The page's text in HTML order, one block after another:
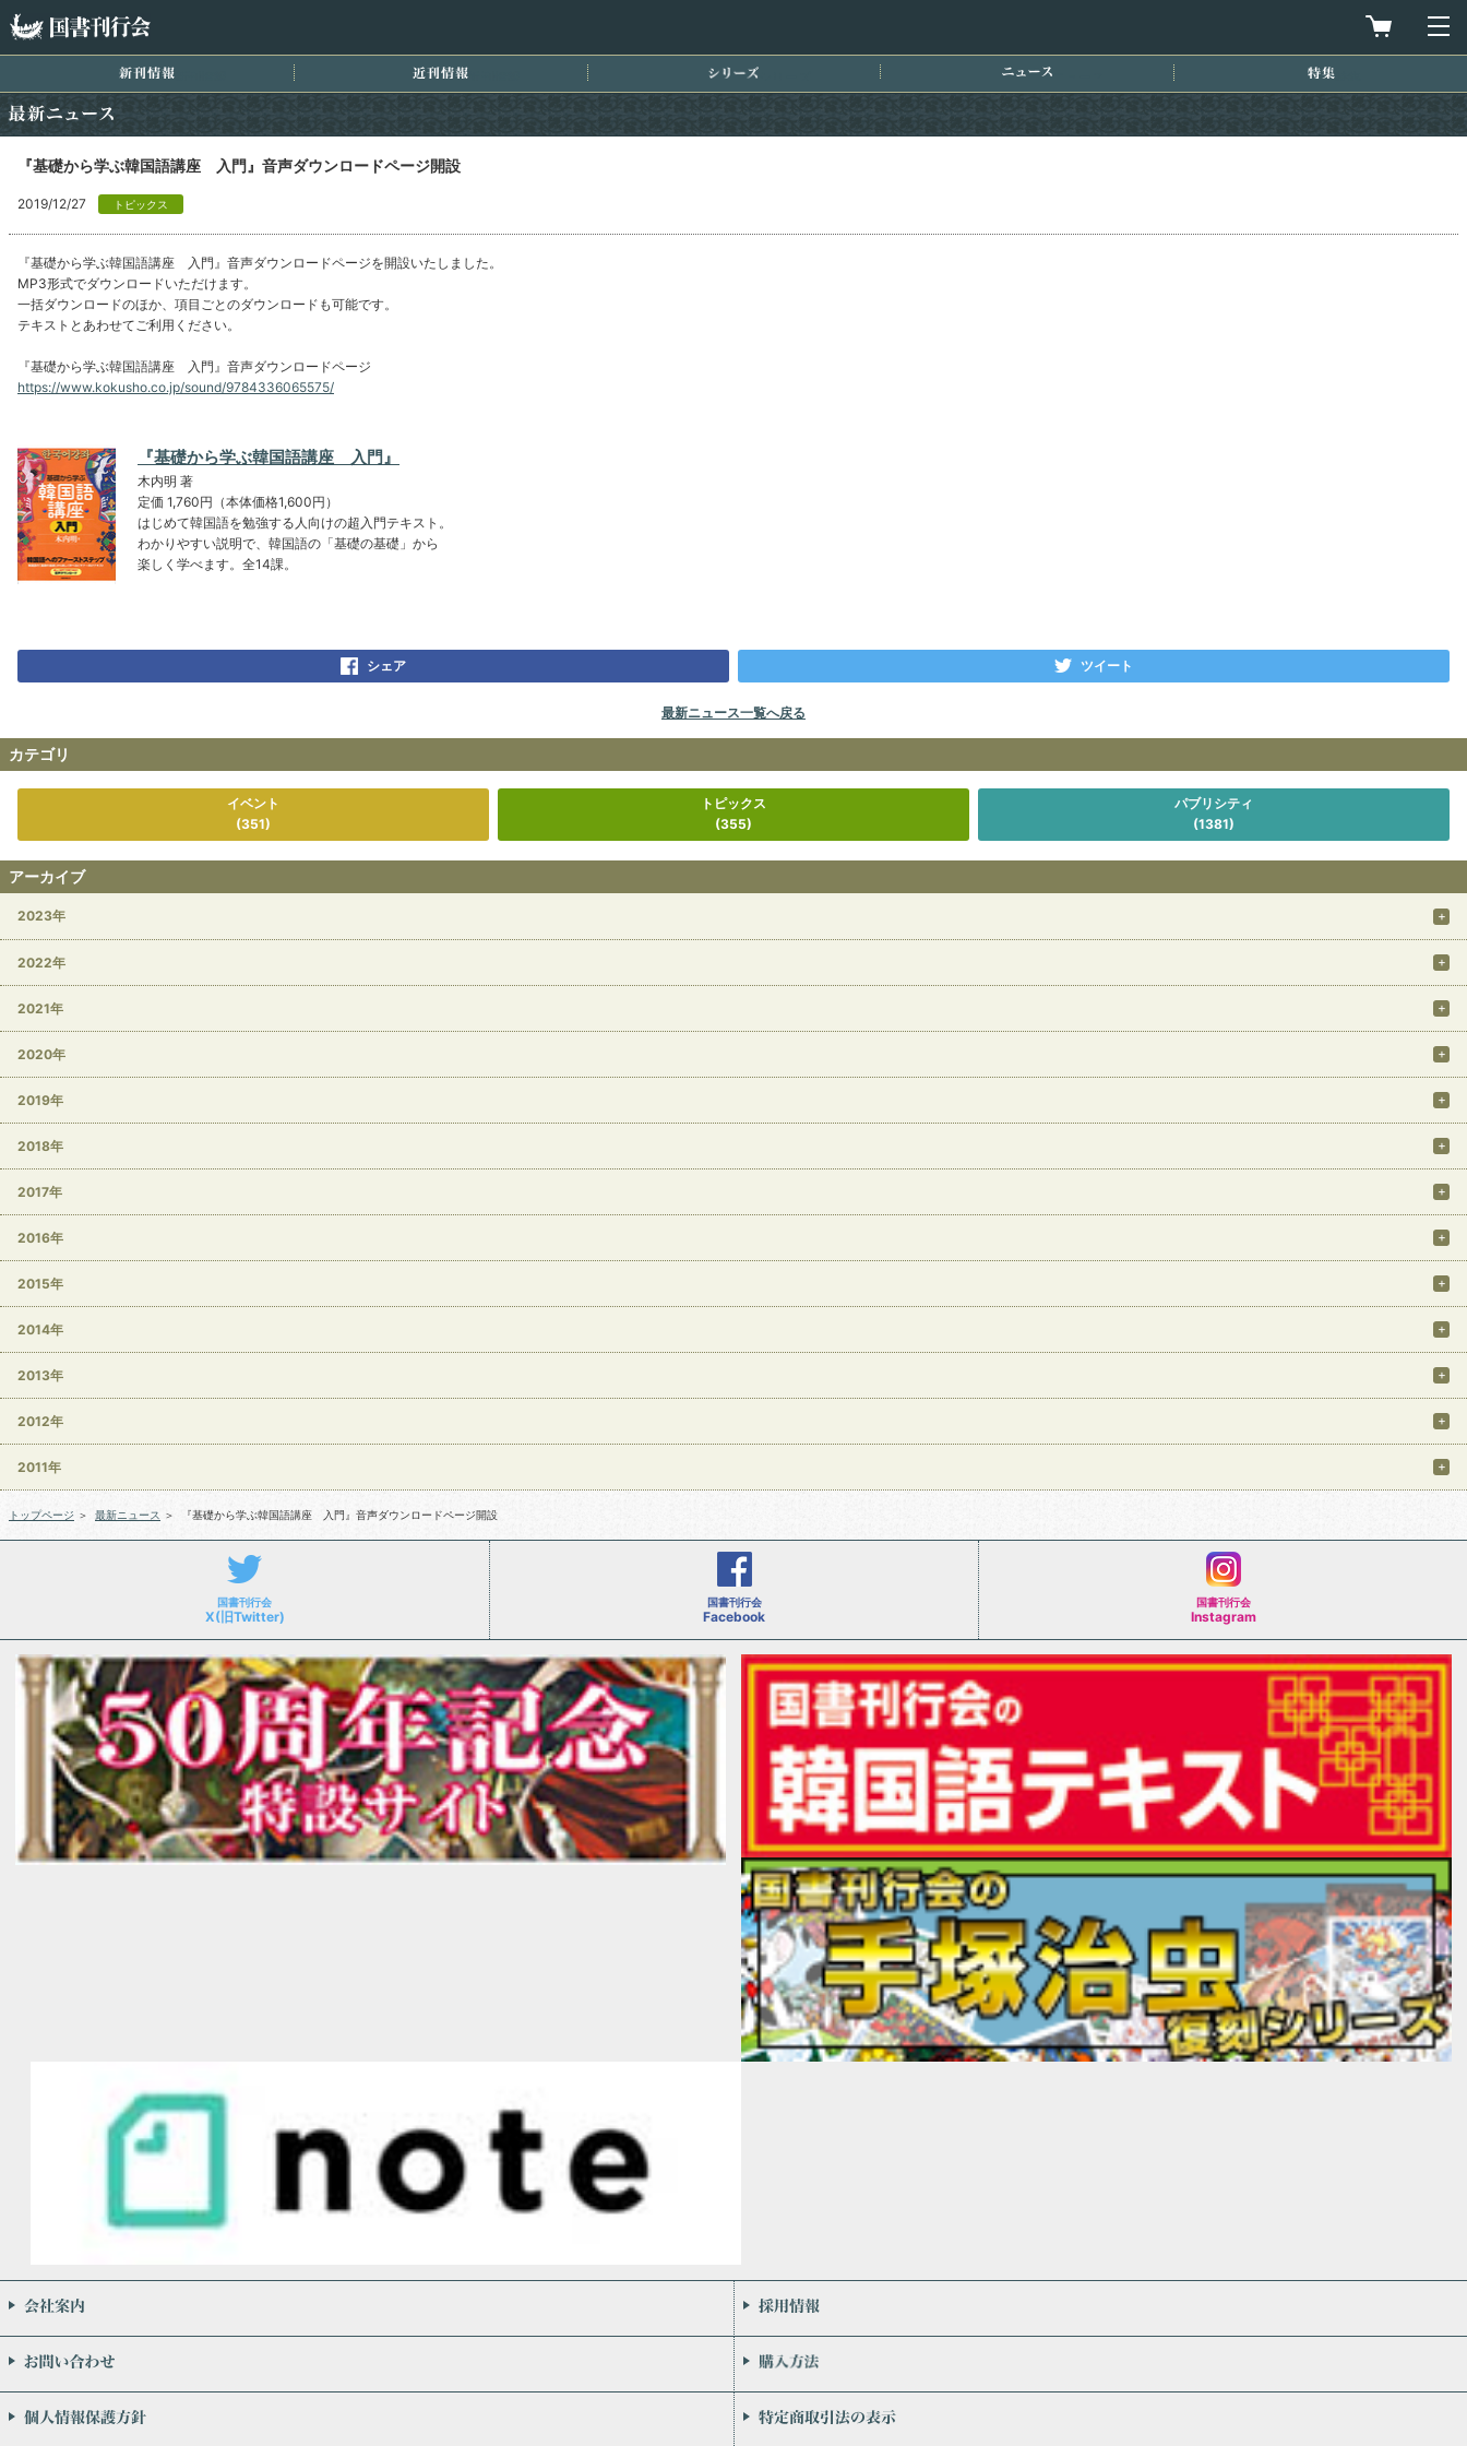
買物カゴを
新刊情報 特集
『基礎から学ぶ韓国語講座 入門』音声ダウンロードページ開設
2019/12/27 トピックス
『基礎から学ぶ韓国語講座 入門』音声ダウンロードページを開設いたしました。
MP3形式でダウンロードいただけます。
一括ダウンロードのほか、項目ごとのダウンロードも可能です。
テキストとあわせてご利用ください。
『基礎から学ぶ韓国語講座 入門』音声ダウンロードページ
https://www.kokusho.co.jp/sound/9784336065575/
『基礎から学ぶ韓国語講座 入門』
木内明 著
定価 1,760円（本体価格1,600円）
はじめて韓国語を勉強する人向けの超入門テキスト。
わかりやすい説明で、韓国語の「基礎の基礎」から
楽しく学べます。全14課。
シェア ツイート
最新ニュース一覧へ戻る
カテゴリ
イベント
(351)
トピックス
(355)
パブリシティ
(1381)
アーカイブ
2023年
2022年
2021年
2020年
2019年
2018年
2017年
2016年
2015年
2014年
2013年
2012年
2011年
トップページ ＞ 最新ニュース ＞ 『基礎から学ぶ韓国語講座 入門』音声ダウンロードページ開設
国書刊行会
X(旧Twitter)
国書刊行会
Facebook
国書刊行会
Instagram
会社案内
お問い合わせ
個人情報保護方針